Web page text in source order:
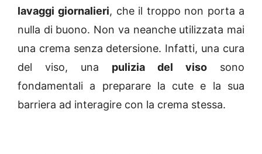
lavaggi giornalieri, che il troppo non porta a
nulla di buono. Non va neanche utilizzata mai
una crema senza detersione. Infatti, una cura
del viso, una pulizia del viso sono
fondamentali a preparare la cute e la sua
barriera ad interagire con la crema stessa.